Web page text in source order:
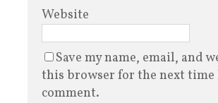
Website
Save my name, email, and
this browser for the next time
comment.